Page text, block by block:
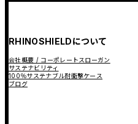
RHINOSHIELDについて
会社概要 / コーポレートスローガン
サステナビリティ
100％サステナブル耐衝撃ケース
ブログ